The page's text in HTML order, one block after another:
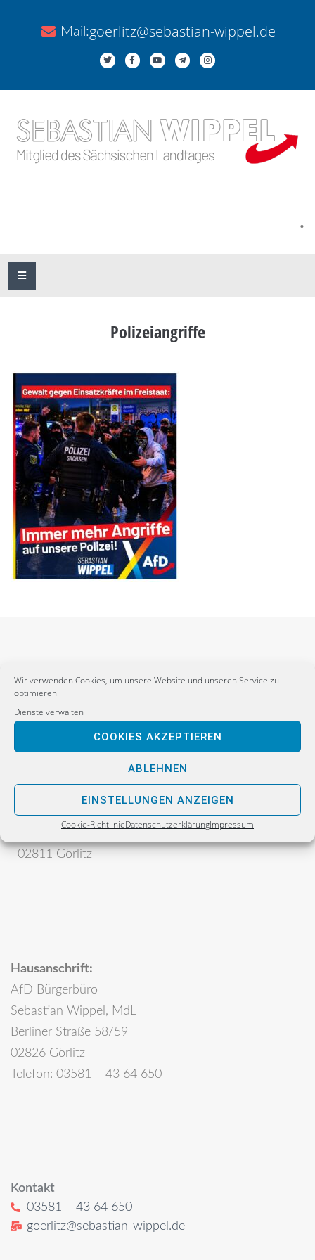
Wir verwenden Cookies, um unsere Website und unseren Service zu
optimieren.
Dienste verwalten
COOKIES AKZEPTIEREN
ABLEHNEN
EINSTELLUNGEN ANZEIGEN
Cookie-RichtlinieDatenschutzerklärungImpressum
Mail:goerlitz@sebastian-wippel.de
.
Polizeiangriffe
Bürgerbüro
Postfach 30 06 17
02811 Görlitz
Hausanschrift:
AfD Bürgerbüro
Sebastian Wippel, MdL
Berliner Straße 58/59
02826 Görlitz
Telefon: 03581 – 43 64 650
Kontakt
03581 – 43 64 650
goerlitz@sebastian-wippel.de